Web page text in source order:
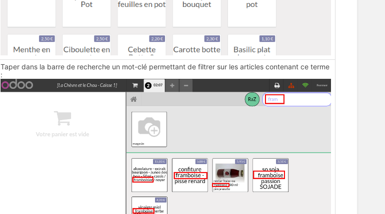
Taper dans la barre de recherche un mot-clé permettant de filtrer sur les articles contenant ce terme
: